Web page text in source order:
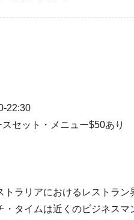
22:30
セット・メニュー$50あり
ラリアにおけるレストラン
タイムは近くのビジネスマ